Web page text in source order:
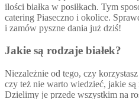
ilości białka w posiłkach. Tym
catering Piaseczno i okolice.
i zamów pyszne dania już dziś!
Jakie są rodzaje białek?
Niezależnie od tego, czy
czy też nie warto wiedzieć, jakie są
Dzielimy je przede wszystkim na